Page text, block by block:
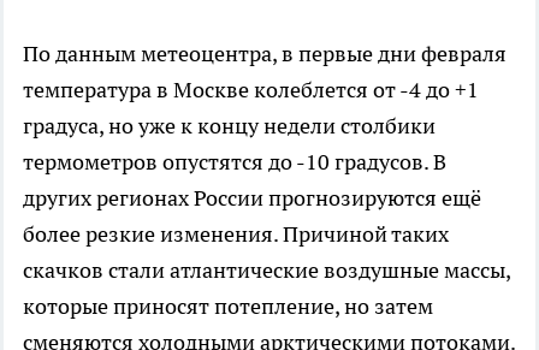
По данным метеоцентра, в первые дни февраля
температура в Москве колеблется от -4 до +1
градуса, но уже к концу недели столбики
термометров опустятся до -10 градусов. В
других регионах России прогнозируются ещё
более резкие изменения. Причиной таких
скачков стали атлантические воздушные массы,
которые приносят потепление, но затем
сменяются холодными арктическими потоками.